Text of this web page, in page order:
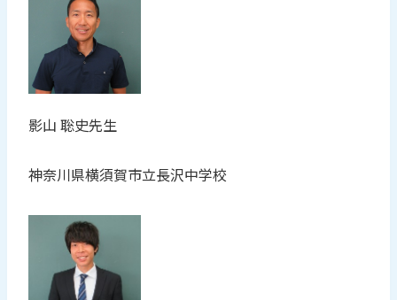
影山 聡史先生
神奈川県横須賀市立長沢中学校